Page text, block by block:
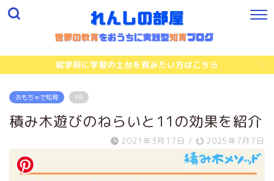
就学前に学習の土台を育みたい方はこちら
おもちゃで知育 PR
積み木遊びのねらいと11の効果を紹介
2021年3月17日 / 2025年7月7日